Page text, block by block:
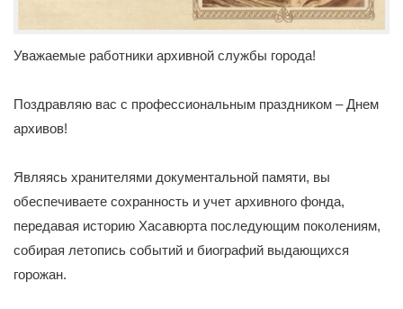
Уважаемые работники архивной службы города!
Поздравляю вас с профессиональным праздником – Днем
архивов!
Являясь хранителями документальной памяти, вы
обеспечиваете сохранность и учет архивного фонда,
передавая историю Хасавюрта последующим поколениям,
собирая летопись событий и биографий выдающихся
горожан.